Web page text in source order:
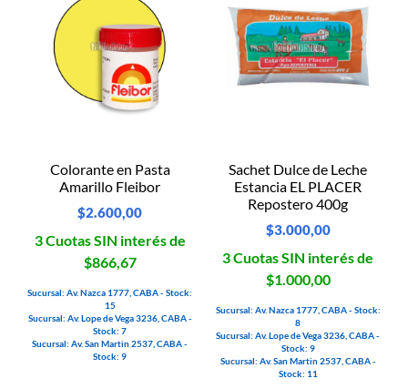
Colorante en Pasta
Amarillo Fleibor
$2.600,00
3 Cuotas SIN interés de
$866,67
Sucursal: Av. Nazca 1777, CABA - Stock:
15
Sucursal: Av. Lope de Vega 3236, CABA -
Stock: 7
Sucursal: Av. San Martin 2537, CABA -
Stock: 9
Sachet Dulce de Leche
Estancia EL PLACER
Repostero 400g
$3.000,00
3 Cuotas SIN interés de
$1.000,00
Sucursal: Av. Nazca 1777, CABA - Stock:
8
Sucursal: Av. Lope de Vega 3236, CABA -
Stock: 9
Sucursal: Av. San Martin 2537, CABA -
Stock: 11